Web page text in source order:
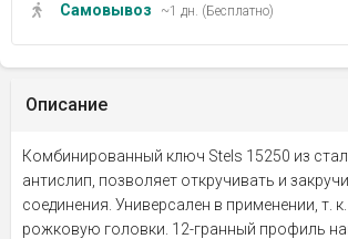
Самовывоз ~1 дн. (Бесплатно)
Описание
Комбинированный ключ Stels 15250 из
антислип, позволяет откручивать и
соединения. Универсален в применении, т.
рожковую головки. 12-гранный профиль